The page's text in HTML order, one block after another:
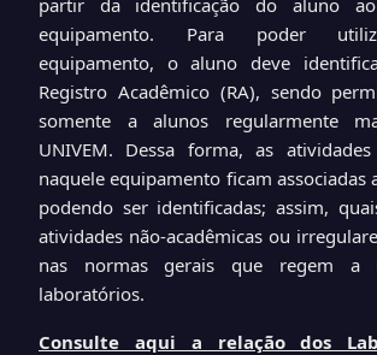
partir da identificação do aluno
equipamento. Para poder
equipamento, o aluno deve
Registro Acadêmico (RA), sendo
somente a alunos regularmente
UNIVEM. Dessa forma, as atividades
naquele equipamento ficam associadas
podendo ser identificadas; assim,
atividades não-acadêmicas ou
nas normas gerais que regem a
laboratórios.
Consulte aqui a relação dos